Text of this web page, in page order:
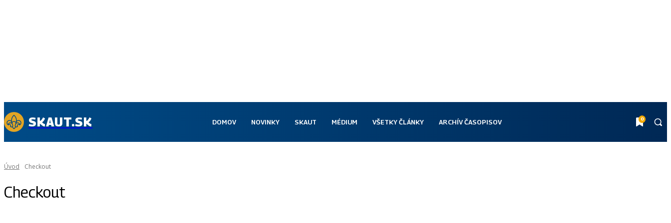
SKAUT.SK DOMOV NOVINKY SKAUT MÉDIUM VŠETKY ČLÁNKY ARCHÍV ČASOPISOV 0
Úvod Checkout
Checkout